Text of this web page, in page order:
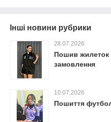
Інші новини рубрики
28.07.2026
Пошив жилеток
замовлення
10.07.2026
Пошиття